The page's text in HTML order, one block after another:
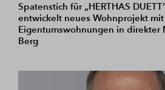
Spatenstich für „HERTHAS
entwickelt neues Wohnprojekt
Eigentumswohnungen in direkter
Berg